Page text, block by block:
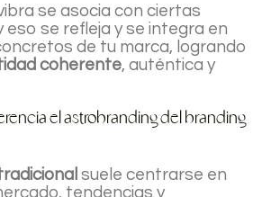
se asocia con ciertas
eso se refleja y se integra en
de tu marca, logrando
coherente, auténtica y
el astrobranding del branding
suele centrarse en
tendencias y